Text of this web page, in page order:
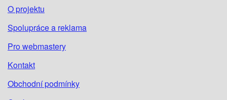
O projektu
Spolupráce a reklama
Pro webmastery
Kontakt
Obchodní podmínky